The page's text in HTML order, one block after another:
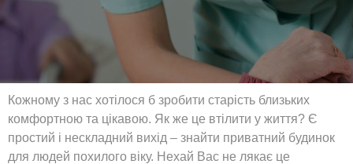
Кожному з нас хотілося б зробити старість близьких
комфортною та цікавою. Як же це втілити у життя? Є
простий і нескладний вихід – знайти приватний будинок
для людей похилого віку. Нехай Вас не лякає це